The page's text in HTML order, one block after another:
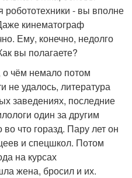
робототехники - вы вполне
кинематограф
Ему, конечно, недолго
вы полагаете?
о чём немало потом
не удалось, литература
заведениях, последние
один за другим
что горазд. Пару лет он
и спецшкол. Потом
на курсах
жена, бросил и их.